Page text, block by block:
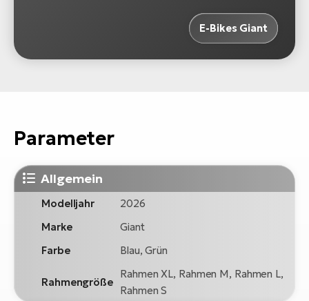
E-Bikes Giant
Parameter
Allgemein
Modelljahr
2026
Marke
Giant
Farbe
Blau, Grün
Rahmengröße
Rahmen XL, Rahmen M, Rahmen L,
Rahmen S